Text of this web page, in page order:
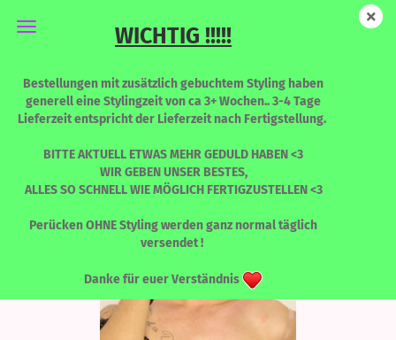
WICHTIG !!!!!
Bestellungen mit zusätzlich gebuchtem Styling haben
generell eine Stylingzeit von ca 3+ Wochen.. 3-4 Tage
Lieferzeit entspricht der Lieferzeit nach Fertigstellung.
BITTE AKTUELL ETWAS MEHR GEDULD HABEN <3
WIR GEBEN UNSER BESTES,
ALLES SO SCHNELL WIE MÖGLICH FERTIGZUSTELLEN <3
Perücken OHNE Styling werden ganz normal täglich
versendet !
Danke für euer Verständnis
STELLA - Thank U, Next - LIMITED EDITION